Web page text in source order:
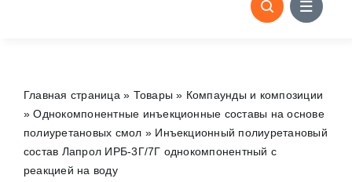
Главная страница » Товары » Компаунды и композиции
»Однокомпонентные инъекционные составы на основе
полиуретановых смол » Инъекционный полиуретановый
состав Лапрол ИРБ-3Г/7Г однокомпонентный с
реакцией на воду